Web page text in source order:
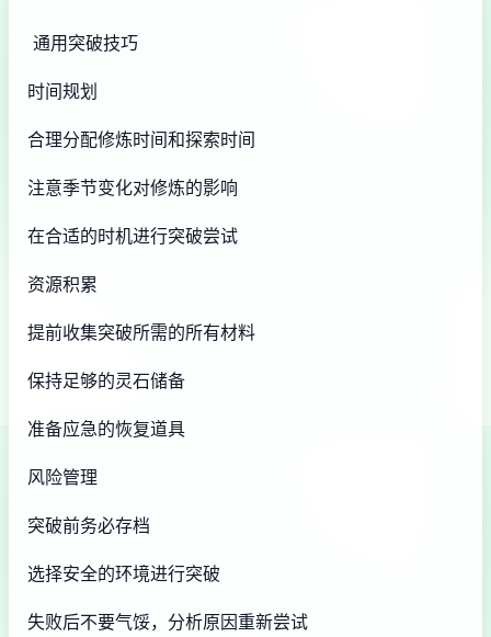
通用突破技巧
时间规划
合理分配修炼时间和探索时间
注意季节变化对修炼的影响
在合适的时机进行突破尝试
资源积累
提前收集突破所需的所有材料
保持足够的灵石储备
准备应急的恢复道具
风险管理
突破前务必存档
选择安全的环境进行突破
失败后不要气馁，分析原因重新尝试